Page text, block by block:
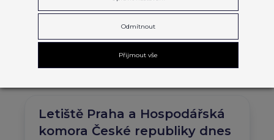
soutěž EuroSkills 2025.
PŘEČÍST ČLÁNEK
Letiště Praha a Hospodářská
komora České republiky dnes
Odmítnout
Přijmout vše